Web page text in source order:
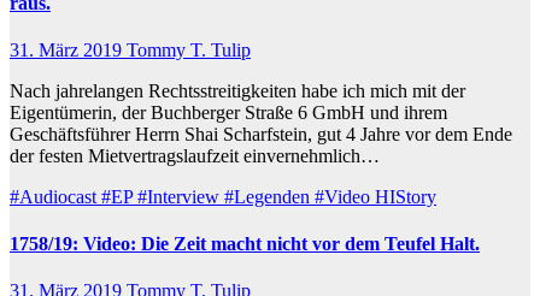
31. März 2019 Tommy T. Tulip
Nach jahrelangen Rechtsstreitigkeiten habe ich mich mit der
Eigentümerin, der Buchberger Straße 6 GmbH und ihrem
Geschäftsführer Herrn Shai Scharfstein, gut 4 Jahre vor dem Ende
der festen Mietvertragslaufzeit einvernehmlich…
#Audiocast #EP#Interview #Legenden #Video HIStory
1758/19: Video: Die Zeit macht nicht vor dem Teufel Halt.
31. März 2019 Tommy T. Tulip